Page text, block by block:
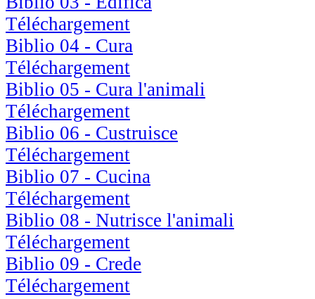
Téléchargement
Biblio 04 - Cura
Téléchargement
Biblio 05 - Cura l'animali
Téléchargement
Biblio 06 - Custruisce
Téléchargement
Biblio 07 - Cucina
Téléchargement
Biblio 08 - Nutrisce l'animali
Téléchargement
Biblio 09 - Crede
Téléchargement